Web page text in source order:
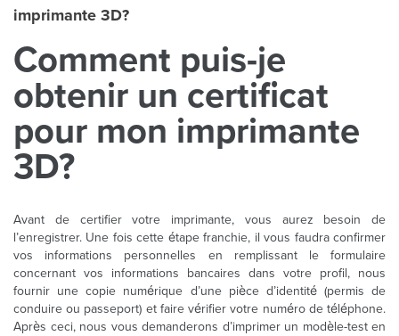
imprimante 3D?
Comment puis-je
obtenir un certificat
pour mon imprimante
3D?
Avant de certifier votre imprimante, vous aurez besoin de
l’enregistrer. Une fois cette étape franchie, il vous faudra confirmer
vos informations personnelles en remplissant le formulaire
concernant vos informations bancaires dans votre profil, nous
fournir une copie numérique d’une pièce d’identité (permis de
conduire ou passeport) et faire vérifier votre numéro de téléphone.
Après ceci, nous vous demanderons d’imprimer un modèle-test en